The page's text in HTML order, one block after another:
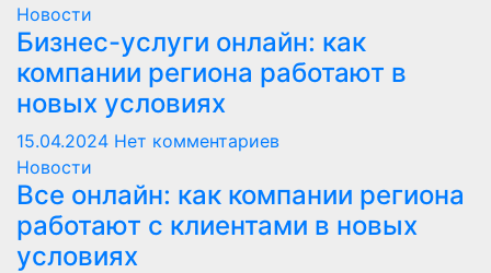
Новости
Бизнес-услуги онлайн: как
компании региона работают в
новых условиях
15.04.2024 Нет комментариев
Новости
Все онлайн: как компании региона
работают с клиентами в новых
условиях